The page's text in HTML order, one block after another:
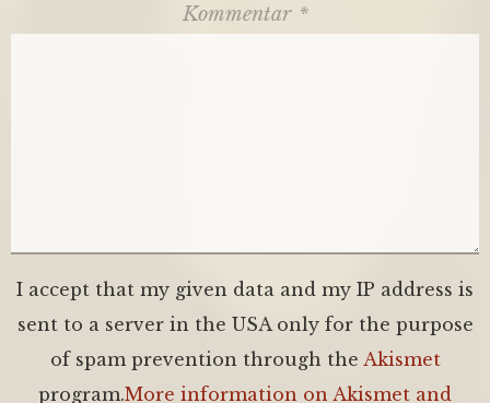
Kommentar *
I accept that my given data and my IP address is
sent to a server in the USA only for the purpose
of spam prevention through the Akismet
program.More information on Akismet and